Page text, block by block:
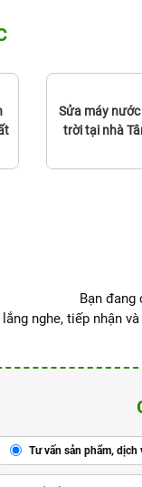
Sửa máy
trời tại nhà
Bạn đang
lắng nghe, tiếp nhận
Tư vấn sản phẩm, dịch